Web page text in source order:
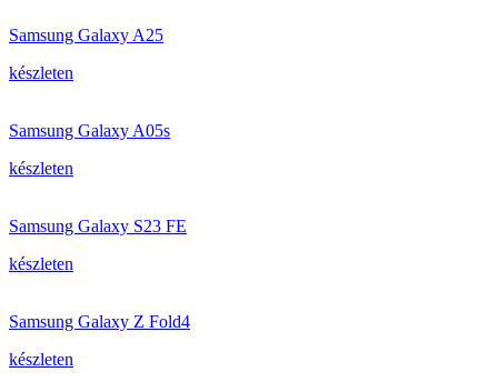
Samsung Galaxy A25
készleten
Samsung Galaxy A05s
készleten
Samsung Galaxy S23 FE
készleten
Samsung Galaxy Z Fold4
készleten